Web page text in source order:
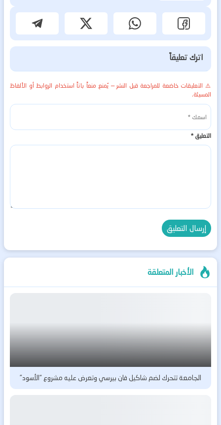
اترك تعليقاً
⚠️ التعليقات خاضعة للمراجعة قبل النشر — يُمنع منعاً باتاً استخدام الروابط أو الألفاظ
المسيئة.
التعليق*
الأخبار المتعلقة
الجامعة تتحرك لضم شاكيل فان بيرسي وتعرض عليه مشروع “الأسود”